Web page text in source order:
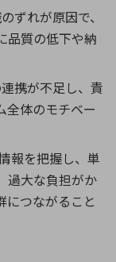
ずれが原因で、
品質の低下や納
携が不足し、責
全体のモチベー
報を把握し、単
過大な負担がか
につながること